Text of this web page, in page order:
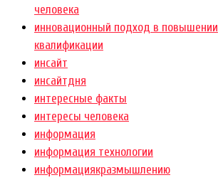
человека
инновационный подход в повышении
квалификации
инсайт
инсайтдня
интересные факты
интересы человека
информация
информация технологии
информациякразмышлению